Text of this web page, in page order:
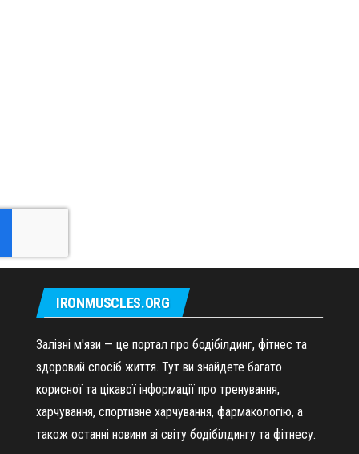
IRONMUSCLES.ORG
Залізні м'язи — це портал про бодібілдинг, фітнес та
здоровий спосіб життя. Тут ви знайдете багато
корисної та цікавої інформації про тренування,
харчування, спортивне харчування, фармакологію, а
також останні новини зі світу бодібілдингу та фітнесу.